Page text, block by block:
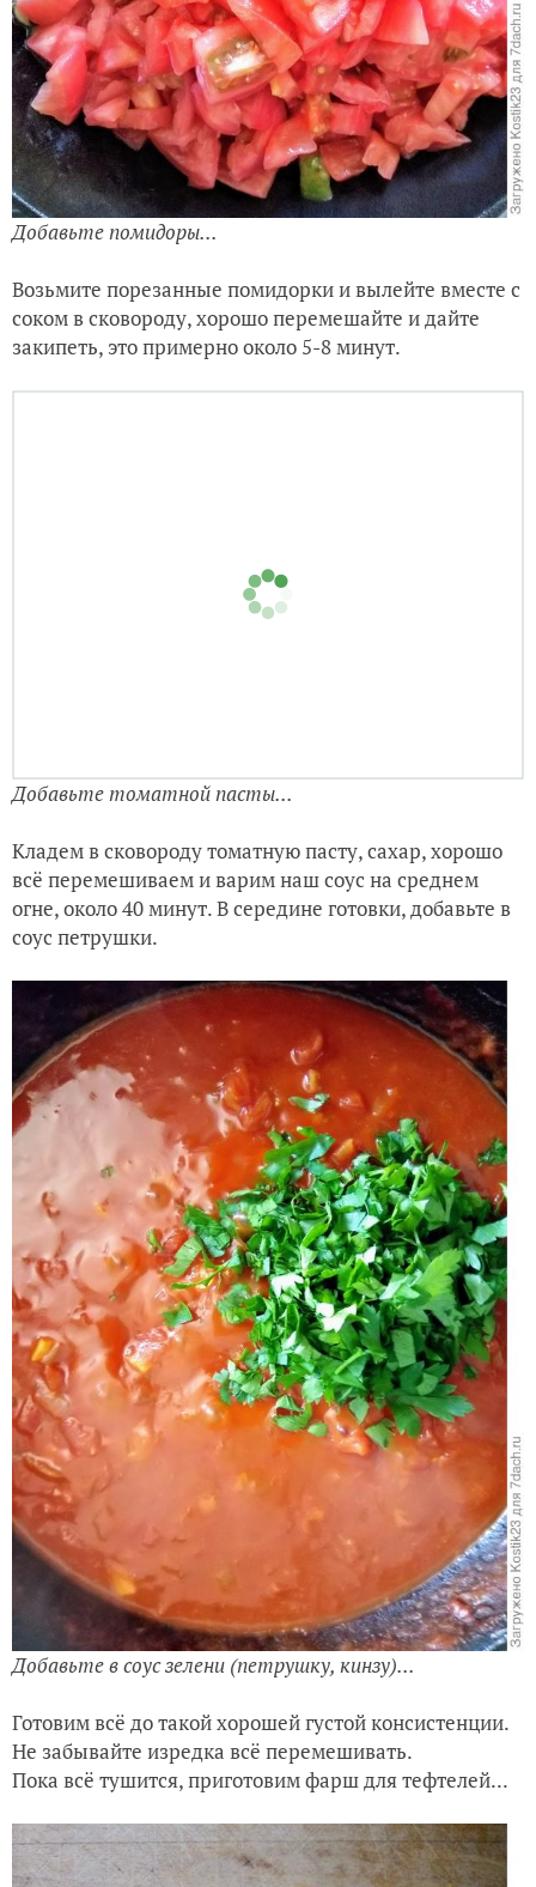
закипеть, это примерно около 5-8 минут.
Добавьте томатной пасты...
Кладем в сковороду томатную пасту, сахар, хорошо
всё перемешиваем и варим наш соус на среднем
огне, около 40 минут. В середине готовки, добавьте в
соус петрушки.